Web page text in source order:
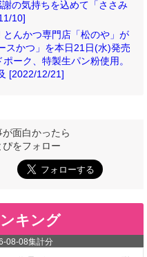
の気持ちを込めて「ささみ
10]
んかつ専門店「松のや」が
スかつ」を本日21日(水)発売
ーク、特製生パン粉使用。
[2022/12/21]
が面白かったら
ぴをフォロー
キング
08-08集計分